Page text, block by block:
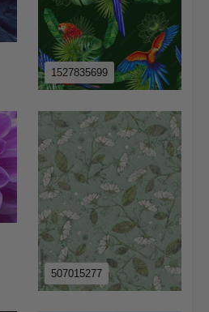
1527835699
507015277